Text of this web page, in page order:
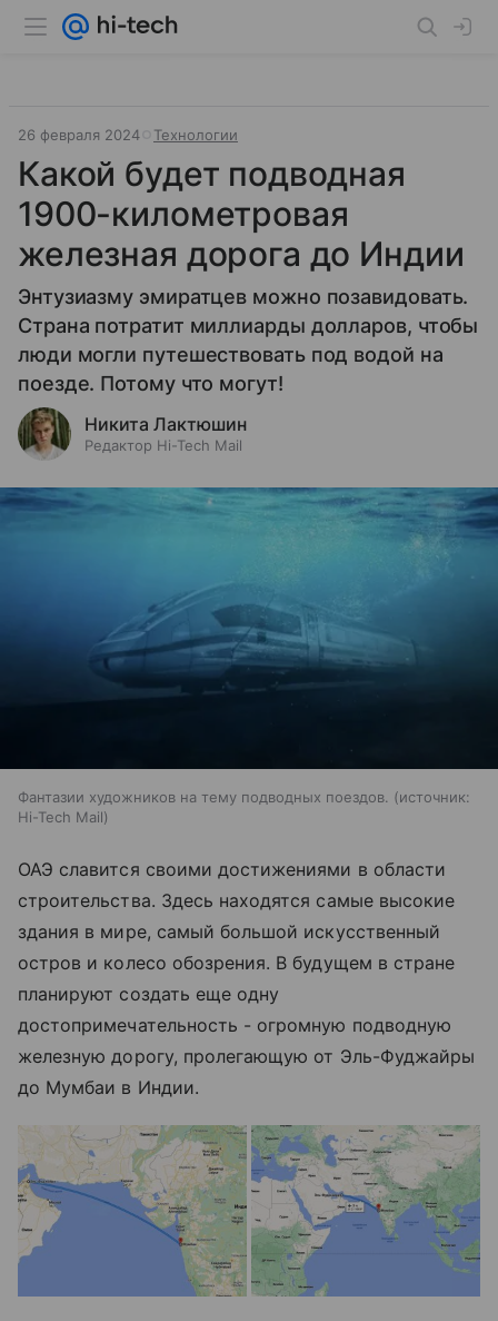
26 февраля 2024 Технологии
Какой будет подводная
1900-километровая
железная дорога до Индии
Энтузиазму эмиратцев можно позавидовать.
Страна потратит миллиарды долларов, чтобы
люди могли путешествовать под водой на
поезде. Потому что могут!
Никита Лактюшин
Редактор Hi-Tech Mail
Фантазии художников на тему подводных поездов.
источник:
Hi-Tech Mail
ОАЭ славится своими достижениями в области
строительства. Здесь находятся самые высокие
здания в мире, самый большой искусственный
остров и колесо обозрения. В будущем в стране
планируют создать еще одну
достопримечательность - огромную подводную
железную дорогу, пролегающую от Эль-Фуджайры
до Мумбаи в Индии.